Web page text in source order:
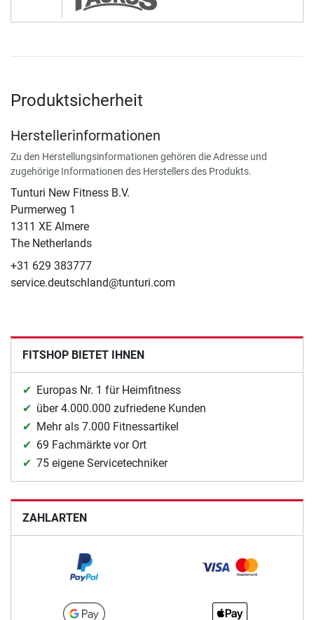
Produktsicherheit
Herstellerinformationen
Zu den Herstellungsinformationen gehören die Adresse und
zugehörige Informationen des Herstellers des Produkts.
Tunturi New Fitness B.V.
Purmerweg 1
1311 XE Almere
The Netherlands
+31 629 383777
service.deutschland@tunturi.com
FITSHOP BIETET IHNEN
Europas Nr. 1 für Heimfitness
über 4.000.000 zufriedene Kunden
Mehr als 7.000 Fitnessartikel
69 Fachmärkte vor Ort
75 eigene Servicetechniker
ZAHLARTEN